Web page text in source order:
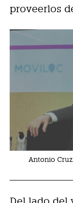
proveerlos
Antonio Cruz.